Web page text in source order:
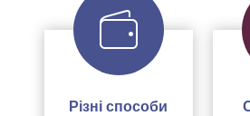
Різні способи